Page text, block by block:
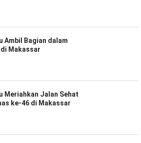
Ambil Bagian dalam
di Makassar
Meriahkan Jalan Sehat
ke-46 di Makassar